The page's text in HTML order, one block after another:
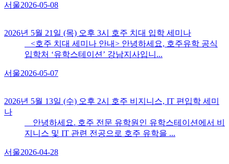
서울2026-05-08
2026년 5월 21일 (목) 오후 3시 호주 치대 입학 세미나
<호주 치대 세미나 안내> 안녕하세요, 호주유학 공식
입학처 ‘유학스테이션’ 강남지사입니...
서울2026-05-07
2026년 5월 13일 (수) 오후 2시 호주 비지니스, IT 편입학 세미
나
안녕하세요. 호주 전문 유학원인 유학스테이션에서 비
지니스 및 IT 관련 전공으로 호주 유학을 ...
서울2026-04-28